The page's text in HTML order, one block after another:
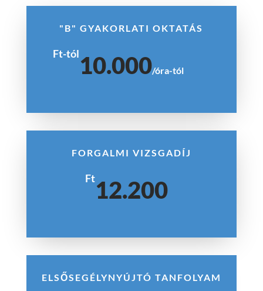
"B" GYAKORLATI OKTATÁS
Ft-tól10.000/óra-tól
FORGALMI VIZSGADÍJ
Ft12.200
ELSŐSEGÉLYNYÚJTÓ TANFOLYAM